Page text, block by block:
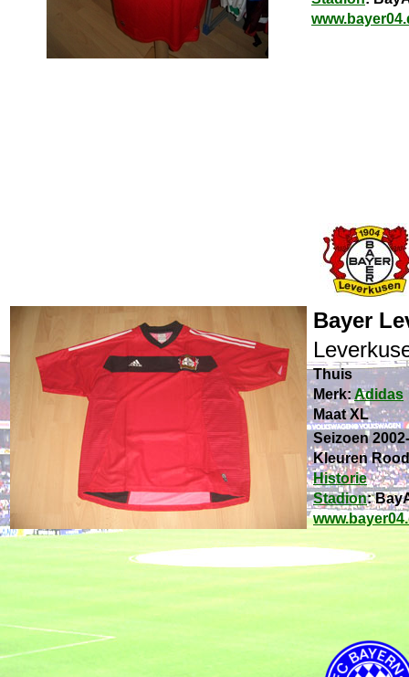
Bayer
Thuis
Merk:Adidas
Maat XL
Seizoen
Kleuren
Historie
Stadion: